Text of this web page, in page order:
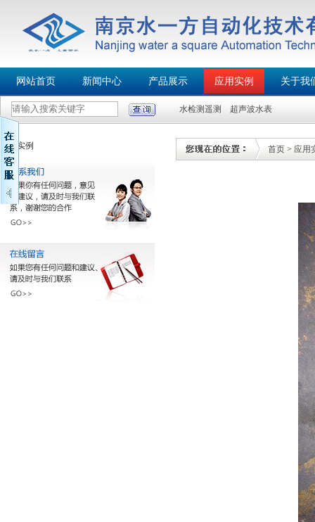
网站首页 新闻中心 产品展示 应用实例 关于我
水检测遥测 超声波水表
应用实例 首页 > 应用